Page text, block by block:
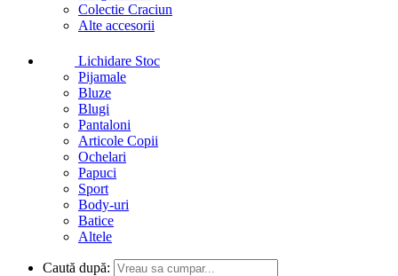
Colectie Craciun
Alte accesorii
Lichidare Stoc
Pijamale
Bluze
Blugi
Pantaloni
Articole Copii
Ochelari
Papuci
Sport
Body-uri
Batice
Altele
Caută după: